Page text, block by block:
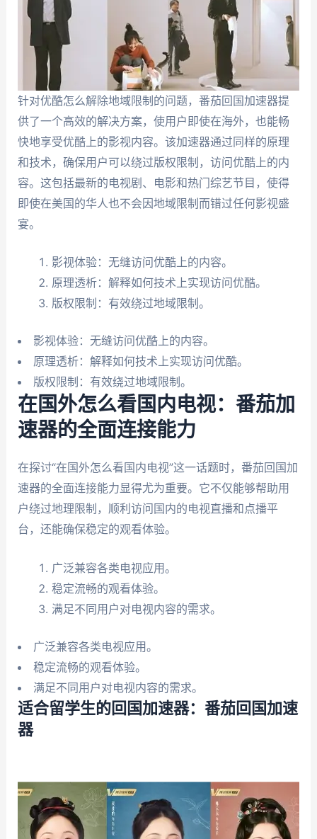
针对优酷怎么解除地域限制的问题，番茄回国加速器提
供了一个高效的解决方案，使用户即使在海外，也能畅
快地享受优酷上的影视内容。该加速器通过同样的原理
和技术，确保用户可以绕过版权限制，访问优酷上的内
容。这包括最新的电视剧、电影和热门综艺节目，使得
即使在美国的华人也不会因地域限制而错过任何影视盛
宴。
影视体验：无缝访问优酷上的内容。
原理透析：解释如何技术上实现访问优酷。
版权限制：有效绕过地域限制。
影视体验：无缝访问优酷上的内容。
原理透析：解释如何技术上实现访问优酷。
版权限制：有效绕过地域限制。
在国外怎么看国内电视：番茄加
速器的全面连接能力
在探讨“在国外怎么看国内电视”这一话题时，番茄回国加
速器的全面连接能力显得尤为重要。它不仅能够帮助用
户绕过地理限制，顺利访问国内的电视直播和点播平
台，还能确保稳定的观看体验。
广泛兼容各类电视应用。
稳定流畅的观看体验。
满足不同用户对电视内容的需求。
广泛兼容各类电视应用。
稳定流畅的观看体验。
满足不同用户对电视内容的需求。
适合留学生的回国加速器：番茄回国加速
器